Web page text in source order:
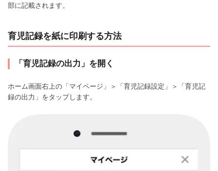
部に記載されます。
育児記録を紙に印刷する方法
「育児記録の出力」を開く
ホーム画面右上の「マイページ」＞「育児記録設定」＞「育児記
録の出力」をタップします。